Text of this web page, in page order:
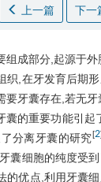
上一篇 下一
组成部分,起源于
织,在牙发育后期
要牙囊存在,若无
囊的重要功能引起
分离牙囊的研究[2]
囊细胞的纯度受
的优点,利用牙囊